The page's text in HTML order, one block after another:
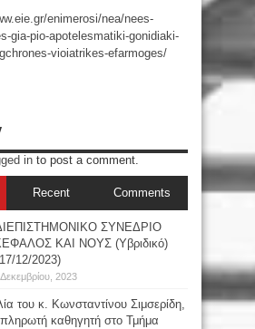
enimerosi/nea/nees-
gia-pio-apotelesmatiki-gonidiaki-
vioiatrikes-efarmoges/
in to post a comment.
Recent Comments
ΣΥΝΕΔΡΙΟ
ΚΑΙ ΝΟΥΣ (Υβριδικό)
12/2023)
2023
του κ. Κωνσταντίνου Σιμσερίδη,
καθηγητή στο Τμήμα